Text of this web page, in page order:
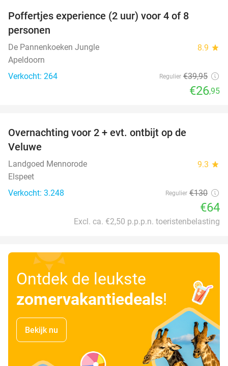
Poffertjes experience (2 uur) voor 4 of 8
personen
De Pannenkoeken Jungle 8.9 star
Apeldoorn
Verkocht: 264
Regulier €39,95
€26,95
Overnachting voor 2 + evt. ontbijt op de
Veluwe
Landgoed Mennorode 9.3 star
Elspeet
Verkocht: 3.248
Regulier €130
€64
Excl. ca. €2,50 p.p.p.n. toeristenbelasting
Ontdek de leukste
zomervakantiedeals!
Bekijk nu